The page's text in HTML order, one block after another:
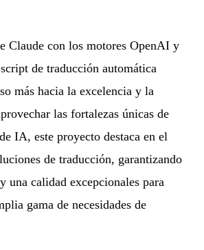
Claude con los motores OpenAI y
de traducción automática
más hacia la excelencia y la
las fortalezas únicas de
IA, este proyecto destaca en el
de traducción, garantizando
una calidad excepcionales para
gama de necesidades de